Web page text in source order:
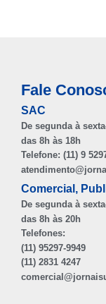
Fale
SAC
De segunda à
das 8h às 18h
Telefone: (11) 9
Comercial,
De segunda à
das 8h às 20h
Telefones:
(11) 95297-9949
(11) 2831 4247